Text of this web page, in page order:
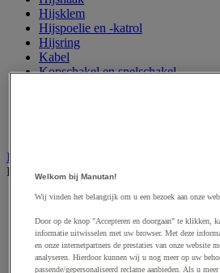
Hijsklem
Hijspoelie en -katrol
Hijsring
Kabel
Kopschakel en snelschakel
Industriële en magazijnstellingen
Bekijk de hele productgroep
Doorschuifstelling en
Entresol voor magazijn
Lichte stelling
Middelzware stelling
Welkom bij Manutan!
Wij vinden het belangrijk om u een bezoek aan onze
Door op de knop "Accepteren en doorgaan" te klikken,
informatie uitwisselen met uw browser. Met deze
en onze internetpartners de prestaties van onze website
analyseren. Hierdoor kunnen wij u nog meer op uw
passende/gepersonaliseerd reclame aanbieden. Als u